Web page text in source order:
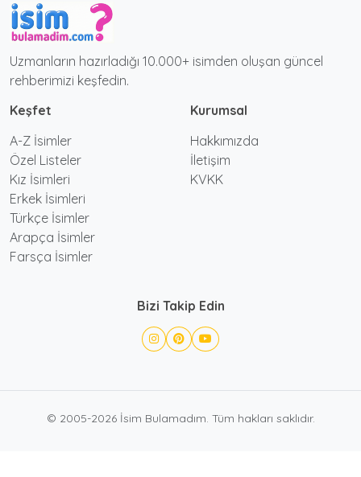
Uzmanların hazırladığı 10.000+ isimden oluşan güncel
rehberimizi keşfedin.
Keşfet
A-Z İsimler
Özel Listeler
Kız İsimleri
Erkek İsimleri
Türkçe İsimler
Arapça İsimler
Farsça İsimler
Kurumsal
Hakkımızda
İletişim
KVKK
Bizi Takip Edin
© 2005-2026 İsim Bulamadım. Tüm hakları saklıdır.